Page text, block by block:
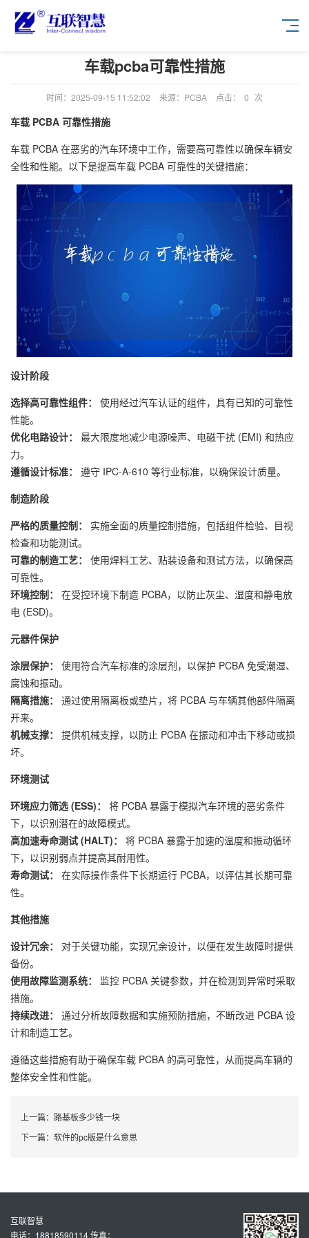
车载pcba可靠性措施
时间：2025-09-15 11:52:02 来源：PCBA 点击： 0 次
车载 PCBA 可靠性措施
车载 PCBA 在恶劣的汽车环境中工作，需要高可靠性以确保车辆安
全性和性能。以下是提高车载 PCBA 可靠性的关键措施：
设计阶段
选择高可靠性组件：
使用经过汽车认证的组件，具有已知的可靠性
性能。
优化电路设计：
最大限度地减少电源噪声、电磁干扰 (EMI) 和热应
力。
遵循设计标准：
遵守 IPC-A-610 等行业标准，以确保设计质量。
制造阶段
严格的质量控制：
实施全面的质量控制措施，包括组件检验、目视
检查和功能测试。
可靠的制造工艺：
使用焊料工艺、贴装设备和测试方法，以确保高
可靠性。
环境控制：
在受控环境下制造 PCBA，以防止灰尘、湿度和静电放
电 (ESD)。
元器件保护
涂层保护：
使用符合汽车标准的涂层剂，以保护 PCBA 免受潮湿、
腐蚀和振动。
隔离措施：
通过使用隔离板或垫片，将 PCBA 与车辆其他部件隔离
开来。
机械支撑：
提供机械支撑，以防止 PCBA 在振动和冲击下移动或损
坏。
环境测试
环境应力筛选 (ESS)：
将 PCBA 暴露于模拟汽车环境的恶劣条件
下，以识别潜在的故障模式。
高加速寿命测试 (HALT)：
将 PCBA 暴露于加速的温度和振动循环
下，以识别弱点并提高其耐用性。
寿命测试：
在实际操作条件下长期运行 PCBA，以评估其长期可靠
性。
其他措施
设计冗余：
对于关键功能，实现冗余设计，以便在发生故障时提供
备份。
使用故障监测系统：
监控 PCBA 关键参数，并在检测到异常时采取
措施。
持续改进：
通过分析故障数据和实施预防措施，不断改进 PCBA 设
计和制造工艺。
遵循这些措施有助于确保车载 PCBA 的高可靠性，从而提高车辆的
整体安全性和性能。
上一篇： 路基板多少钱一块
下一篇： 软件的pc版是什么意思
互联智慧
电话：18818590114 传真：